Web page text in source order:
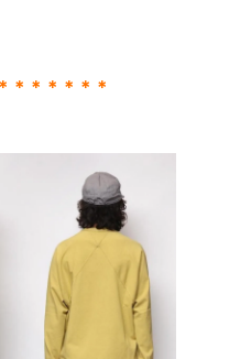
＊＊＊＊＊＊